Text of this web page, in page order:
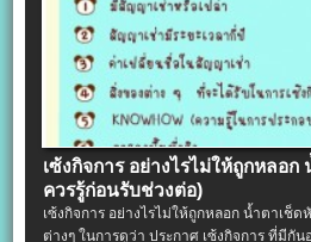
เซ้งกิจการ อย่างไรไม่ให้ถูกหลอก
ควรรู้ก่อนรับช่วงต่อ)
เซ้งกิจการ อย่างไรไม่ให้ถูกหลอก น้ำตาเช็
ต่างๆ ในการดูว่า ประกาศ เซ้งกิจการ ที่มีกั